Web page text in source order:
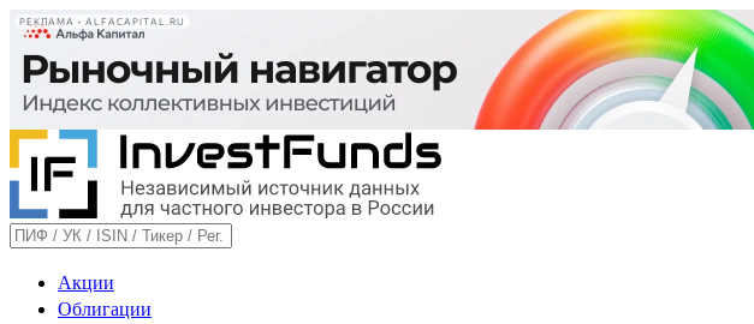
РЕКЛАМА • ALFACAPITAL.RU
Акции
Облигации